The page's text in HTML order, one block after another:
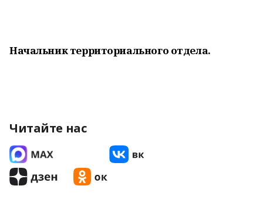
Начальник территориального отдела.
Читайте нас